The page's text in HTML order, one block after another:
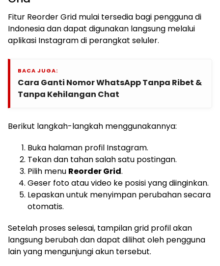
Fitur Reorder Grid mulai tersedia bagi pengguna di
Indonesia dan dapat digunakan langsung melalui
aplikasi Instagram di perangkat seluler.
BACA JUGA:
Cara Ganti Nomor WhatsApp Tanpa Ribet &
Tanpa Kehilangan Chat
Berikut langkah-langkah menggunakannya:
Buka halaman profil Instagram.
Tekan dan tahan salah satu postingan.
Pilih menu Reorder Grid.
Geser foto atau video ke posisi yang diinginkan.
Lepaskan untuk menyimpan perubahan secara
otomatis.
Setelah proses selesai, tampilan grid profil akan
langsung berubah dan dapat dilihat oleh pengguna
lain yang mengunjungi akun tersebut.